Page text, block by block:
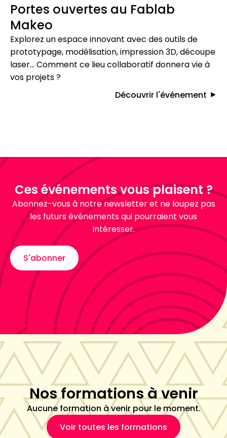
Portes ouvertes au Fablab
Makeo
Explorez un espace innovant avec des outils de
prototypage, modélisation, impression 3D, découpe
laser… Comment ce lieu collaboratif donnera vie à
vos projets ?
Découvrir l'événement
Ces événements vous plaisent ?
Abonnez-vous à notre newsletter et ne loupez pas
les futurs événements qui pourraient vous
intéresser.
S'abonner
Nos formations à venir
Aucune formation à venir pour le moment.
Voir toutes les formations